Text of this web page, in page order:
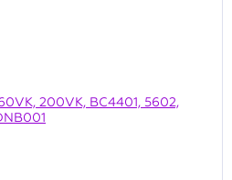
200VK, BC4401, 5602,